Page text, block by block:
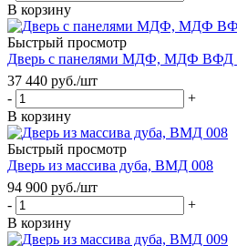
В корзину
Быстрый просмотр
Дверь с панелями МДФ, МДФ ВФД
37 440 руб./шт
-
+
В корзину
Быстрый просмотр
Дверь из массива дуба, ВМД 008
94 900 руб./шт
-
+
В корзину